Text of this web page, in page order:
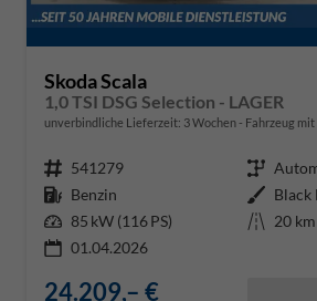
Skoda Scala
1,0 TSI DSG Selection - LAGER
unverbindliche Lieferzeit: 3 Wochen Fahrzeug
Fahrzeugnr. 541279 Getriebe
Kraftstoff Benzin Außenfarbe Black
Leistung 85 kW (116 PS) Kilometerstand 20 km
01.04.2026
24.209,– €